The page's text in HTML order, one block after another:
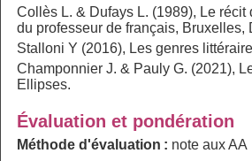
Collès L. & Dufays L. (1989), Le récit
du professeur de français, Bruxelles,
Stalloni Y (2016), Les genres
Champonnier J. & Pauly G. (2021),
Ellipses.
Évaluation et pondération
Méthode d'évaluation : note aux AA